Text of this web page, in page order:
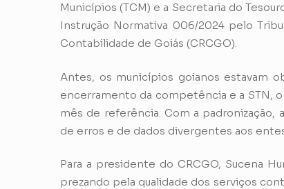
Municípios (TCM) e a Secretaria do
Instrução Normativa 006/2024 pelo
Contabilidade de Goiás (CRCGO).
Antes, os municípios goianos estavam
encerramento da competência e a STN,
mês de referência. Com a
de erros e de dados divergentes aos
Para a presidente do CRCGO, Sucena
prezando pela qualidade dos serviços